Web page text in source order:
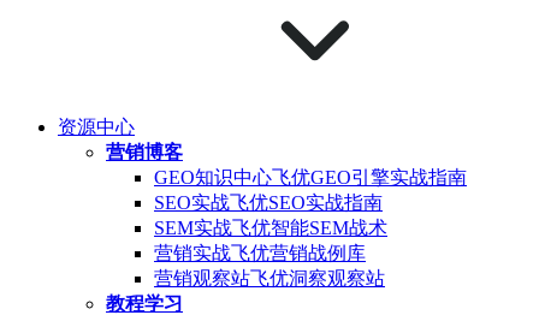
资源中心
营销博客
GEO知识中心飞优GEO引擎实战指南
SEO实战飞优SEO实战指南
SEM实战飞优智能SEM战术
营销实战飞优营销战例库
营销观察站飞优洞察观察站
教程学习